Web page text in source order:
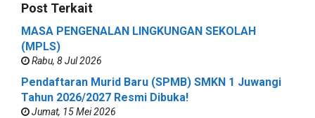
Post Terkait
MASA PENGENALAN LINGKUNGAN SEKOLAH
(MPLS)
Rabu, 8 Jul 2026
Pendaftaran Murid Baru (SPMB) SMKN 1 Juwangi
Tahun 2026/2027 Resmi Dibuka!
Jumat, 15 Mei 2026